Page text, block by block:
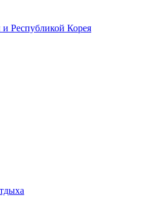
Республикой Корея